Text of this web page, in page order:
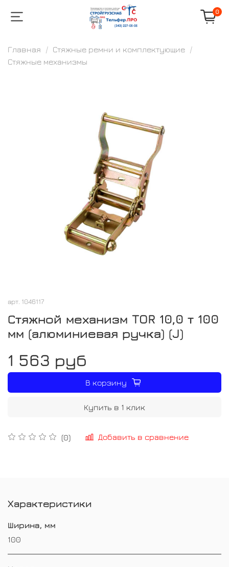
0
Главная
Стяжные ремни и комплектующие
Стяжные механизмы
арт. 1046117
Стяжной механизм TOR 10,0 т 100
мм (алюминиевая ручка) (J)
(0) Добавить в сравнение
1 563 руб
В корзину
Купить в 1 клик
Характеристики
Ширина, мм
100